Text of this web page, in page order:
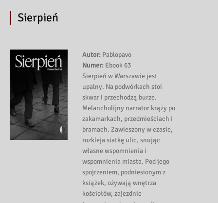
Sierpień
Autor: Pablopavo
Numer: Ebook 63
Sierpień w Warszawie jest
upalny. Na podwórkach stoi
skwar i przechodzą burze.
Melancholijny narrator krąży po
zakamarkach, przedmieściach i
bramach. Zawieszony w czasie,
rozkleja siatkę ulic, snując
własne wspomnienia i
wspomnienia miasta. Pod jego
spojrzeniem, podniesionym z
książek, ożywają wnętrza
kościołów, zajezdnie